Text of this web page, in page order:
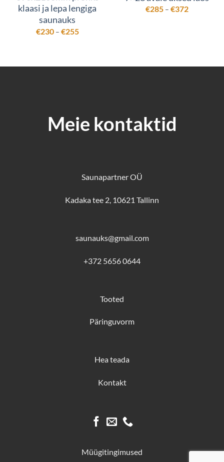
klaasi ja lepa lengiga
saunauks
€230 – €255Hinnavahemik:
€230
€285 – €372
€285
Meie kontaktid
Saunapartner OÜ
Kadaka tee 2, 10621 Tallinn
saunauks@gmail.com
+372 5656 0644
Tooted
Päringuvorm
Hea teada
Kontakt
Müügitingimused